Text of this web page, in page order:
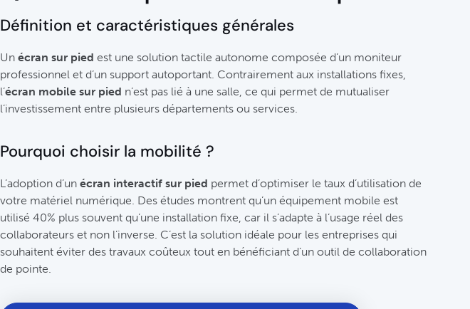
Définition et caractéristiques générales
Un écran sur pied est une solution tactile autonome composée d’un moniteur
professionnel et d’un support autoportant. Contrairement aux installations fixes,
l’écran mobile sur pied n’est pas lié à une salle, ce qui permet de mutualiser
l’investissement entre plusieurs départements ou services.
Pourquoi choisir la mobilité ?
L’adoption d’un écran interactif sur pied permet d’optimiser le taux d’utilisation de
votre matériel numérique. Des études montrent qu’un équipement mobile est
utilisé 40% plus souvent qu’une installation fixe, car il s’adapte à l’usage réel des
collaborateurs et non l’inverse. C’est la solution idéale pour les entreprises qui
souhaitent éviter des travaux coûteux tout en bénéficiant d’un outil de collaboration
de pointe.